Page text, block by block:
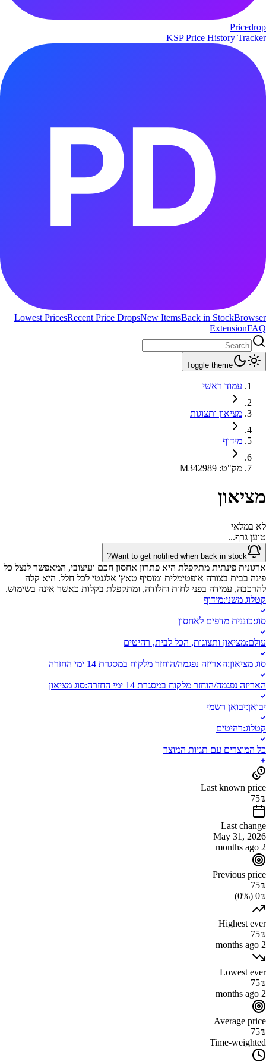
Pricedrop
KSP Price History Tracker
Lowest PricesRecent Price DropsNew ItemsBack in StockBrowser
ExtensionFAQ
Toggle theme
עמוד ראשי
מציאון ותצוגות
מידוף
מק"ט:
M342989
מציאון
לא במלאי
טוען גרף...
Want to get notified when back in stock?
ארגונית פינתית מתקפלת היא פתרון אחסון חכם ועיצובי, המאפשר לנצל כל
פינה בבית בצורה אופטימלית ומוסיף טאץ' אלגנטי לכל חלל. היא קלה
להרכבה, עמידה בפני לחות וחלודה, ומתקפלת בקלות כאשר אינה בשימוש.
קטלוג משני:מידוף
סוג:כוננית מדפים לאחסון
עולם:מציאון ותצוגות, הכל לבית, רהיטים
סוג מציאון:האריזה נפגמה/הוחזר מלקוח במסגרת 14 ימי החזרה
האריזה נפגמה/הוחזר מלקוח במסגרת 14 ימי החזרה :סוג מציאון
יבואן:יבואן רשמי
קטלוג:רהיטים
כל המוצרים עם תגיות המוצר
Last known price
75₪
Last change
May 31, 2026
2 months ago
Previous price
75₪
0₪ (0%)
Highest ever
75₪
2 months ago
Lowest ever
75₪
2 months ago
Average price
75₪
Time-weighted